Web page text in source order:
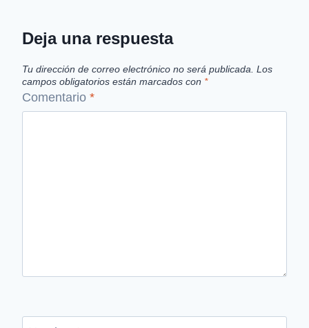
Deja una respuesta
Tu dirección de correo electrónico no será publicada. Los
campos obligatorios están marcados con *
Comentario *